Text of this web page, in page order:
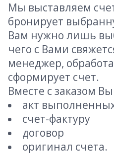
Мы выставляем
бронирует
Вам нужно лишь
чего с Вами
менеджер,
сформирует счет.
Вместе с заказом
акт
счет-фактуру
договор
оригинал счета.